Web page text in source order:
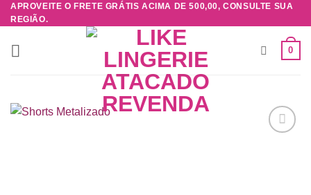
Skip
to
content
APROVEITE O FRETE GRÁTIS ACIMA DE 500,00, CONSULTE SUA
REGIÃO.
0